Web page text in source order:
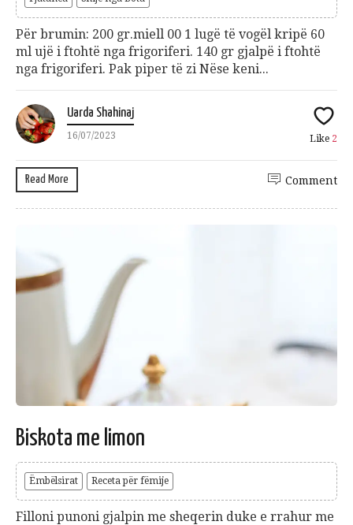
Për brumin: 200 gr.miell 00 1 lugë të vogël kripë 60
ml ujë i ftohtë nga frigoriferi. 140 gr gjalpë i ftohtë
nga frigoriferi. Pak piper të zi Nëse keni...
Uarda Shahinaj
16/07/2023 Like 2
Read More Comment
Biskota me limon
Ëmbëlsirat Receta për fëmije
Filloni punoni gjalpin me sheqerin duke e rrahur me